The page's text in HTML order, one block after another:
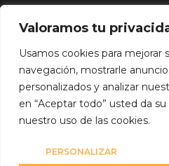
Valoramos tu
Usamos cookies para mejorar
navegación, mostrarle
personalizados y analizar
en “Aceptar todo” usted da
nuestro uso de las cookies.
PERSONALIZAR
#FLASHSURFING
A CONTRA PICO
DOCUSERIES
Diseño web porWebmasterPRO